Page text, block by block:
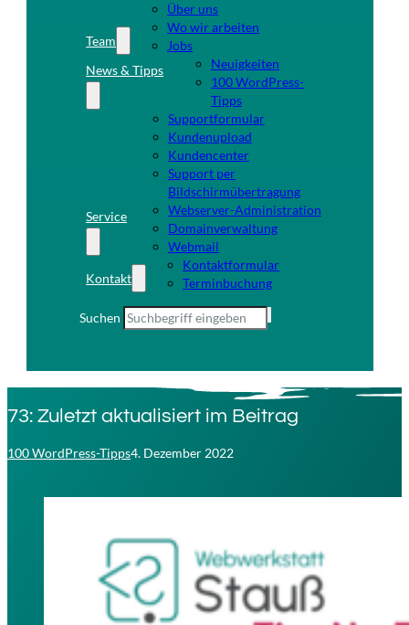
Team
Über uns
Wo wir arbeiten
Jobs
News & Tipps
Neuigkeiten
100 WordPress-
Tipps
Service
Supportformular
Kundenupload
Kundencenter
Support per
Bildschirmübertragung
Webserver-Administration
Domainverwaltung
Webmail
Kontakt
Kontaktformular
Terminbuchung
Suchen
73: Zuletzt aktualisiert im Beitrag
100 WordPress-Tipps4. Dezember 2022